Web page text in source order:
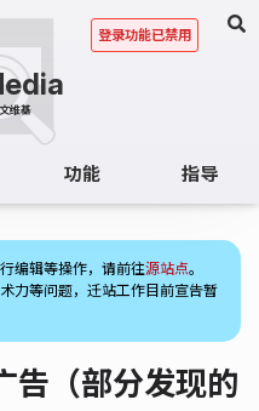
功能 指导
登录功能已禁用
编辑等操作，请前往源站点。
力等问题，迁站工作目前宣告暂
告（部分发现的